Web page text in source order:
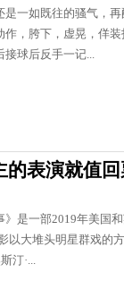
一如既往的骚气，
，胯下，虚晃，佯装
接球后反手一记...
的表演就值
是一部2019年美国
以大堆头明星群戏的
汀·...